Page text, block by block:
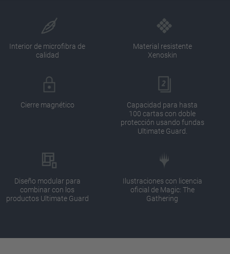
Interior de microfibra de
calidad
Material resistente
Xenoskin
Cierre magnético
Capacidad para hasta
100 cartas con doble
protección usando fundas
Ultimate Guard.
Diseño modular para
combinar con los
productos Ultimate Guard
Ilustraciones con licencia
oficial de Magic: The
Gathering